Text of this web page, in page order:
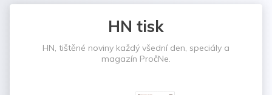
HN tisk
HN, tištěné noviny každý všední den, speciály a
magazín PročNe.